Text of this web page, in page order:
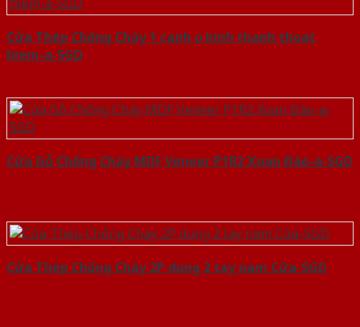
Cửa Thép Chống Cháy 1 canh o kinh thanh thoat
hiem-a-SGD
Cửa Gỗ Chống Cháy MDF Veneer P1R2 Xoan Đào-a-SGD
Cửa Thép Chống Cháy 2P dung 2 tay nam Cửa-SGD